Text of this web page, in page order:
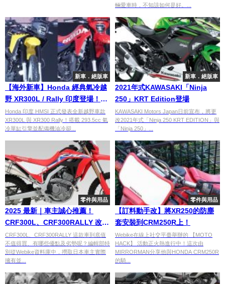
輛愛車時，不知該如何是好。...
新車．絕版車
【海外新車】Honda 經典氣冷越
野 XR300L / Rally 印度登場！同
場加映首款 Rebel 500 E-Clutch
與 E85 ADV160
Honda 印度 HMSI 正式發表全新越野車款
XR300L 與 XR300 Rally！搭載 293.5cc 氣
冷單缸引擎並配備機油冷卻...
新車．絕版車
2021年式KAWASAKI「Ninja
250」KRT Edition登場
KAWASAKI Motors Japan日前宣布，將更
改2021年式「Ninja 250 KRT EDITION」與
「Ninja 250」...
零件與用品
2025 最新｜車主誠心推薦！
CRF300L、CRF300RALLY 改裝
零件特輯
CRF300L、CRF300RALLY 這款車到底值
不值得買、有哪些優點及劣勢呢？編輯部特
別從Webike資料庫中，撈取日本車主實際
擁有並...
零件與用品
【訂料動手改】將XR250的防塵
套安裝到CRM250R上！
Webike在線上社交平臺舉辦的 【MOTO
HACK】 活動正火熱進行中！這次由
MIRRORMAN分享他與HONDA CRM250R
的騎...